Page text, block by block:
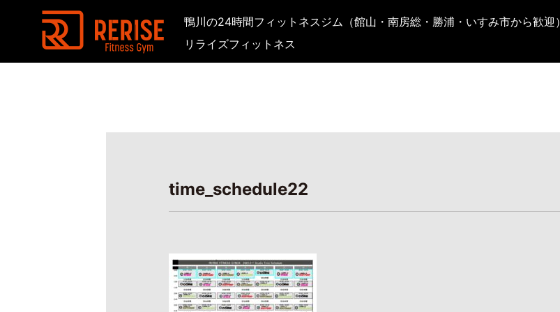
鴨川の24時間フィットネスジム（館山・南房総・勝浦・いすみ市から歓迎）
リライズフィットネス
time_schedule22